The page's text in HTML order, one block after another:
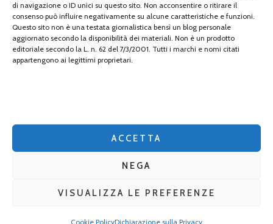
di navigazione o ID unici su questo sito. Non acconsentire o ritirare il
consenso può influire negativamente su alcune caratteristiche e funzioni.
Questo sito non è una testata giornalistica bensì un blog personale
aggiornato secondo la disponibilità dei materiali. Non è un prodotto
editoriale secondo la L. n. 62 del 7/3/2001. Tutti i marchi e nomi citati
appartengono ai legittimi proprietari.
ACCETTA
NEGA
VISUALIZZA LE PREFERENZE
Cookie PolicyDichiarazione sulla Privacy
Uncategorized
viaggi
web
Blossom Themes
. Powered by WordPress